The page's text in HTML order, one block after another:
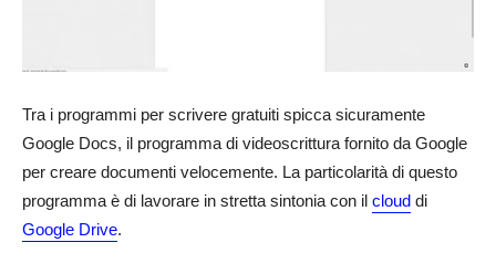
Tra i programmi per scrivere gratuiti spicca sicuramente
Google Docs, il programma di videoscrittura fornito da Google
per creare documenti velocemente. La particolarità di questo
programma è di lavorare in stretta sintonia con il cloud di
Google Drive.